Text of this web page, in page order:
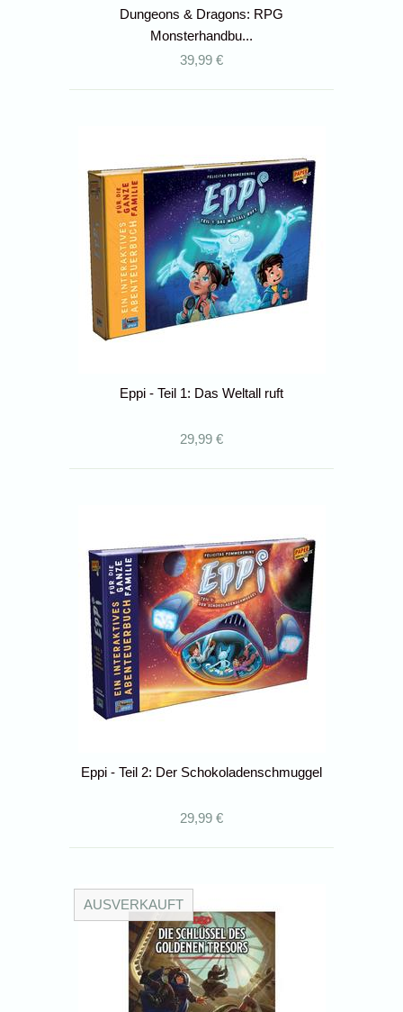
Dungeons & Dragons: RPG
Monsterhandbu...
39,99 €
Eppi - Teil 1: Das Weltall ruft
29,99 €
Eppi - Teil 2: Der Schokoladenschmuggel
29,99 €
AUSVERKAUFT